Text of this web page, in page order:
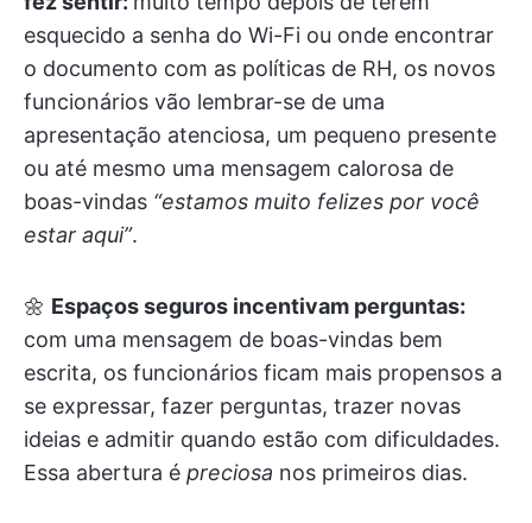
esquecido a senha do Wi-Fi ou onde encontrar
o documento com as políticas de RH, os novos
funcionários vão lembrar-se de uma
apresentação atenciosa, um pequeno presente
ou até mesmo uma mensagem calorosa de
boas-vindas “estamos muito felizes por você
estar aqui”.
🌼 Espaços seguros incentivam perguntas:
com uma mensagem de boas-vindas bem
escrita, os funcionários ficam mais propensos a
se expressar, fazer perguntas, trazer novas
ideias e admitir quando estão com dificuldades.
Essa abertura é preciosa nos primeiros dias.